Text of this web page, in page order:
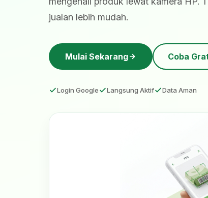
jualan lebih mudah.
Mulai Sekarang Coba
Login Google Langsung Aktif Data Aman